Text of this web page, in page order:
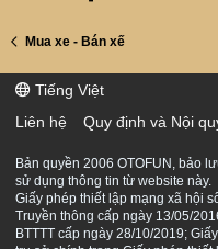
Mua xe - Bán xế
Tiếng Việt
Liên hệ
Quy định và Nội
Bản quyền 2006 OTOFUN, bảo
sử dụng thông tin từ website này.
Giấy phép thiết lập mạng xã hội
Truyền thông cấp ngày 13/05/
BTTTT cấp ngày 28/10/2019;